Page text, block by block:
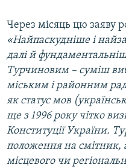
Через місяць цю заяву
«Найпаскудніше і
далі й
Турчиновим – суміш
міським і районним
як статус мов
ще з 1996 року чітко
Конституції України.
положення на смітник,
місцевого чи